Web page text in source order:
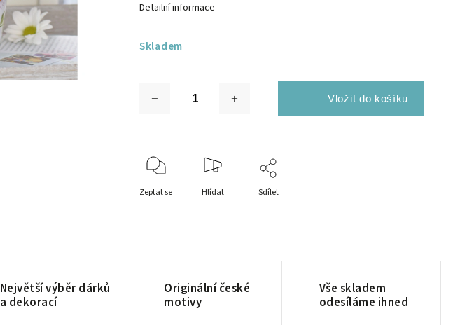
Skladem
Detailní informace
Zeptat se Hlídat Sdílet
Největší výběr dárků
a dekorací
Originální české
motivy
Vše skladem
odesíláme ihned